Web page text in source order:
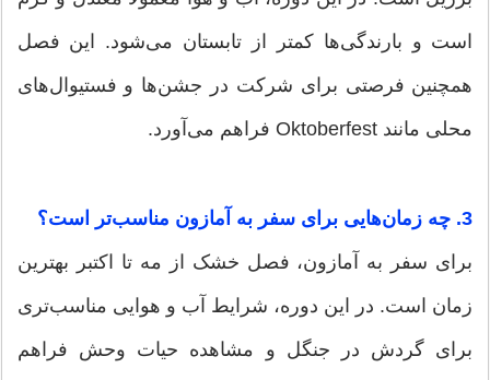
است و بارندگی‌ها کمتر از تابستان می‌شود. این فصل
همچنین فرصتی برای شرکت در جشن‌ها و فستیوال‌های
محلی مانند Oktoberfest فراهم می‌آورد.
3. چه زمان‌هایی برای سفر به آمازون مناسب‌تر است؟
برای سفر به آمازون، فصل خشک از مه تا اکتبر بهترین
زمان است. در این دوره، شرایط آب و هوایی مناسب‌تری
برای گردش در جنگل و مشاهده حیات وحش فراهم